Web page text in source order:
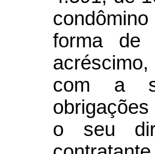
forma de
com a
o seu